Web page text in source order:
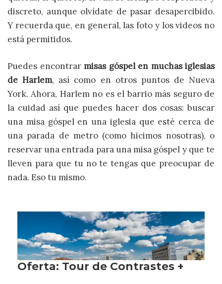
discreto, aunque olvídate de pasar desapercibido.
Y recuerda que, en general, las foto y los videos no
está permitidos.
Puedes encontrar misas góspel en muchas iglesias
de Harlem, así como en otros puntos de Nueva
York. Ahora, Harlem no es el barrio más seguro de
la cuidad así que puedes hacer dos cosas: buscar
una misa góspel en una iglesia que esté cerca de
una parada de metro (como hicimos nosotras), o
reservar una entrada para una misa góspel y que te
lleven para que tu no te tengas que preocupar de
nada. Eso tu mismo.